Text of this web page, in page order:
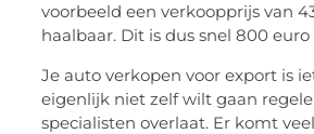
voorbeeld een verkoopprijs van
haalbaar. Dit is dus snel 800
Je auto verkopen voor export is
eigenlijk niet zelf wilt gaan
specialisten overlaat. Er komt